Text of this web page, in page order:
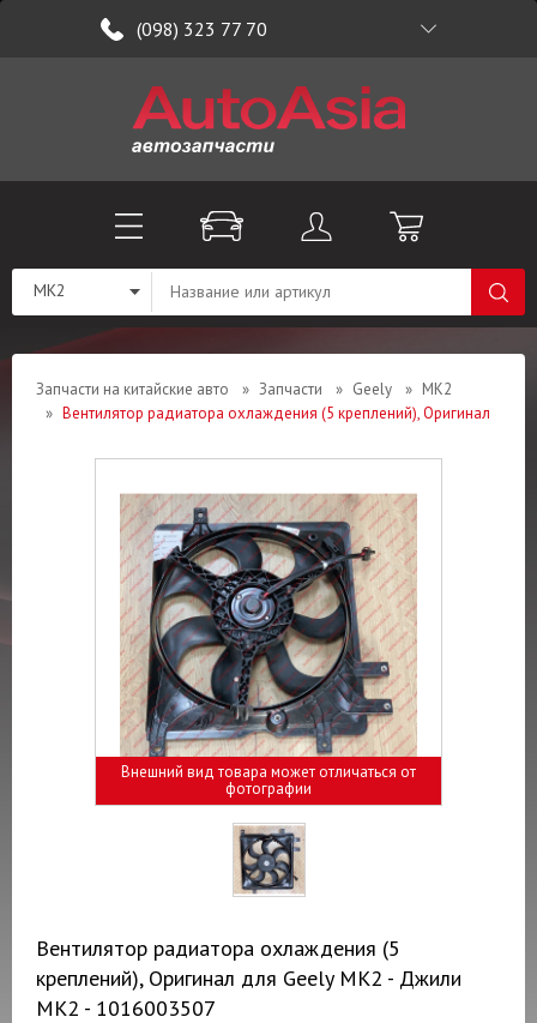
(098) 323 77 70
MK2
Запчасти на китайские авто » Запчасти » Geely » MK2
» Вентилятор радиатора охлаждения (5 креплений), Оригинал
Внешний вид товара может отличаться от
фотографии
Вентилятор радиатора охлаждения (5
креплений), Оригинал для Geely MK2 - Джили
МК2 - 1016003507